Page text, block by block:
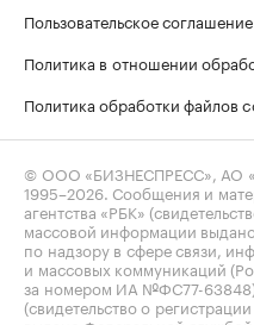
Пользовательское соглашение
Политика в отношении
Политика обработки файлов
© ООО «БИЗНЕСПРЕСС», АО
1995–2026. Сообщения и
агентства «РБК»
массовой информации
по надзору в сфере связи,
и массовых коммуникаций
за номером ИА №ФС77-63848)
(свидетельство о